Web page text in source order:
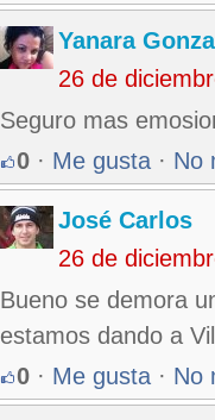
Yanara
26 de
Seguro mas
0 · Me gusta · No
José Carlos
26 de
Bueno se demora
estamos dando a
0 · Me gusta · No